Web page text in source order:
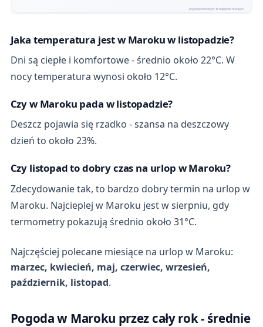
Jaka temperatura jest w Maroku w listopadzie?
Dni są ciepłe i komfortowe - średnio około 22°C. W
nocy temperatura wynosi około 12°C.
Czy w Maroku pada w listopadzie?
Deszcz pojawia się rzadko - szansa na deszczowy
dzień to około 23%.
Czy listopad to dobry czas na urlop w Maroku?
Zdecydowanie tak, to bardzo dobry termin na urlop w
Maroku. Najcieplej w Maroku jest w sierpniu, gdy
termometry pokazują średnio około 31°C.
Najczęściej polecane miesiące na urlop w Maroku:
marzec, kwiecień, maj, czerwiec, wrzesień,
październik, listopad.
Pogoda w Maroku przez cały rok - średnie